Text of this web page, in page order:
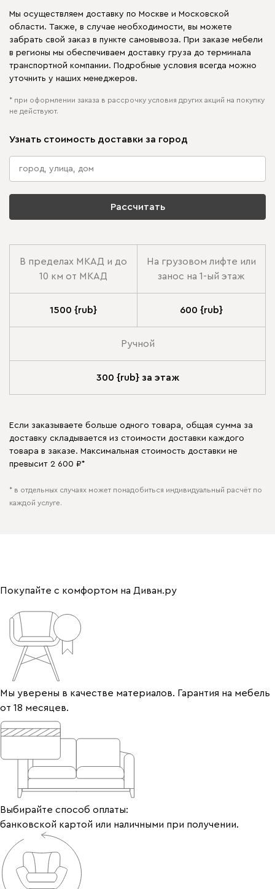
Мы осуществляем доставку по Москве и Московской
области. Также, в случае необходимости, вы можете
забрать свой заказ в пункте самовывоза. При заказе мебели
в регионы мы обеспечиваем доставку груза до терминала
транспортной компании. Подробные условия всегда можно
уточнить у наших менеджеров.
* при оформлении заказа в рассрочку условия других акций на покупку
не действуют.
Узнать стоимость доставки за город
Рассчитать
В пределах МКАД и до
10 км от МКАД
На грузовом лифте или
занос на 1-ый этаж
1500 {rub} 600 {rub}
Ручной
300 {rub} за этаж
Если заказываете больше одного товара, общая сумма за
доставку складывается из стоимости доставки каждого
товара в заказе. Максимальная стоимость доставки не
превысит 2 600 ₽*
* в отдельных случаях может понадобиться индивидуальный расчёт по
каждой услуге.
Покупайте с комфортом на Диван.ру
Мы уверены в качестве материалов. Гарантия на мебель
от 18 месяцев.
Выбирайте способ оплаты:
банковской картой или наличными при получении.